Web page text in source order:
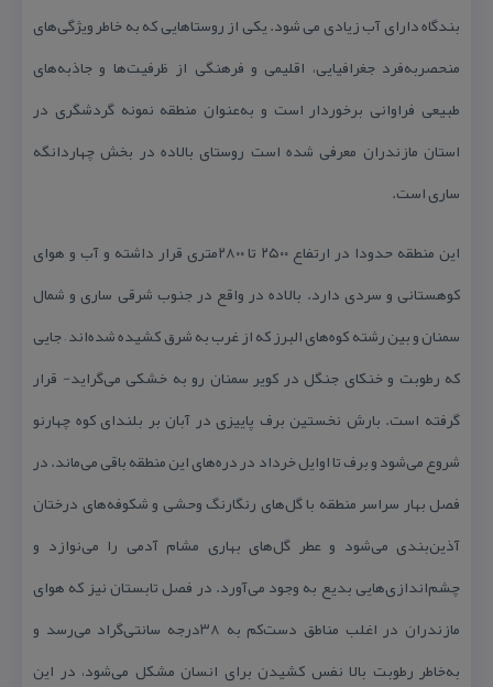
بندگاه دارای آب زیادی می شود. یكی از روستاهایی كه به خاطر ویژگی‌های
منحصربه‌فرد جغرافیایی، اقلیمی و فرهنگی از ظرفیت‌ها و جاذبه‌های
طبیعی فراوانی برخوردار است و به‌عنوان منطقه نمونه گردشگری در
استان مازندران معرفی شده است روستای بالاده در بخش چهاردانگه
ساری است.
این منطقه حدودا در ارتفاع ۲۵۰۰ تا ۲۸۰۰متری قرار داشته و آب و هوای
كوهستانی و سردی دارد. بالاده در واقع در جنوب شرقی ساری و شمال
سمنان و بین رشته كوه‌های البرز كه از غرب به شرق كشیده شده‌اند – جایی
كه رطوبت و خنكای جنگل در كویر سمنان رو به خشكی می‌گراید- قرار
گرفته است.‌ بارش نخستین برف پاییزی در آبان بر بلندای كوه چهارنو
شروع می‌شود و برف تا اوایل خرداد در دره‌های این منطقه باقی می‌ماند. در
فصل بهار سراسر منطقه با گل‌های رنگارنگ وحشی و شكوفه‌های درختان
آذین‌بندی می‌شود و عطر گل‌های بهاری مشام آدمی را می‌نوازد و
چشم‌اندازی‌هایی بدیع به وجود می‌آورد. در فصل تابستان نیز كه هوای
مازندران در اغلب مناطق دست‌كم به ۳۸درجه سانتی‌گراد می‌رسد و
به‌خاطر رطوبت بالا نفس كشیدن برای انسان مشكل می‌شود، در این